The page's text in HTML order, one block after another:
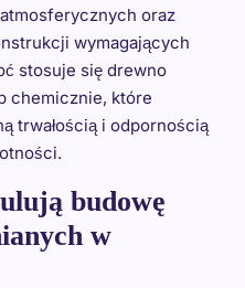
oraz
wymagających
stosuje się drewno
chemicznie, które
trwałością i odpornością
budowę
w